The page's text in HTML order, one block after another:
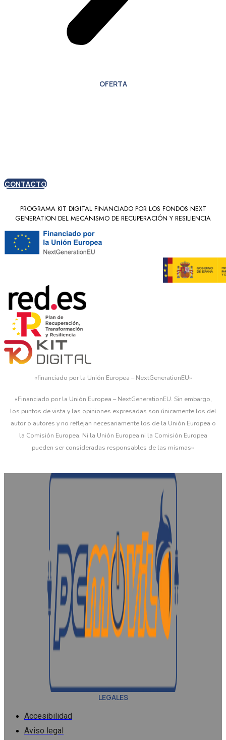
OFERTA
CONTACTO
PROGRAMA KIT DIGITAL FINANCIADO POR LOS FONDOS NEXT
GENERATION DEL MECANISMO DE RECUPERACIÓN Y RESILIENCIA
«financiado por la Unión Europea – NextGenerationEU»
«Financiado por la Unión Europea – NextGenerationEU. Sin embargo,
los puntos de vista y las opiniones expresadas son únicamente los del
autor o autores y no reflejan necesariamente los de la Unión Europea o
la Comisión Europea. Ni la Unión Europea ni la Comisión Europea
pueden ser consideradas responsables de las mismas»
LEGALES
Accesibilidad
Aviso legal